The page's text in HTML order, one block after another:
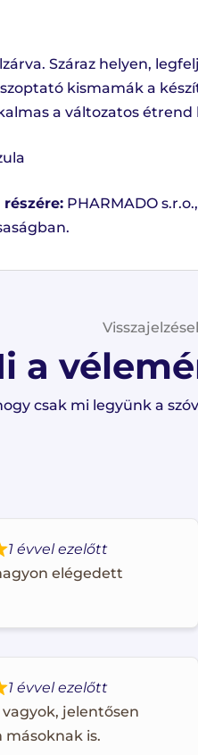
Száraz helyen,
kismamák a
a változatos
PHARMADO
a
csak mi legyünk a
1 évvel ezelőtt
elégedett
1 évvel ezelőtt
jelentősen
is.